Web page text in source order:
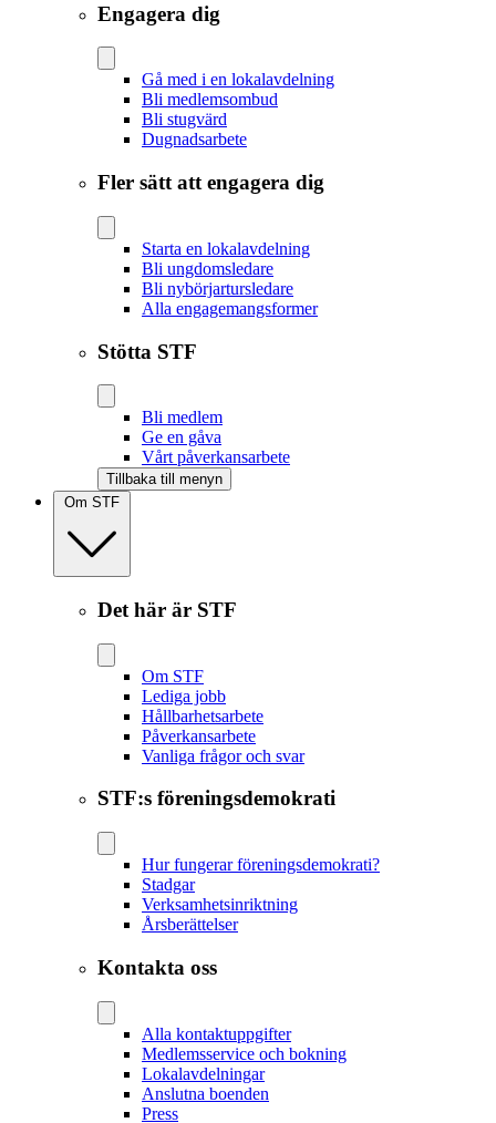
Engagera dig
Gå med i en lokalavdelning
Bli medlemsombud
Bli stugvärd
Dugnadsarbete
Fler sätt att engagera dig
Starta en lokalavdelning
Bli ungdomsledare
Bli nybörjartursledare
Alla engagemangsformer
Stötta STF
Bli medlem
Ge en gåva
Vårt påverkansarbete
Tillbaka till menyn
Om STF
Det här är STF
Om STF
Lediga jobb
Hållbarhetsarbete
Påverkansarbete
Vanliga frågor och svar
STF:s föreningsdemokrati
Hur fungerar föreningsdemokrati?
Stadgar
Verksamhetsinriktning
Årsberättelser
Kontakta oss
Alla kontaktuppgifter
Medlemsservice och bokning
Lokalavdelningar
Anslutna boenden
Press